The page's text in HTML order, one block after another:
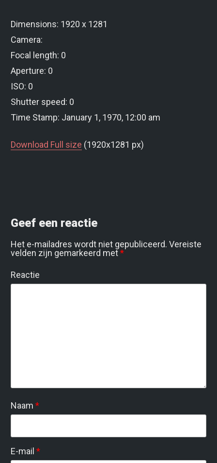
Dimensions: 1920 x 1281
Camera:
Focal length: 0
Aperture: 0
ISO: 0
Shutter speed: 0
Time Stamp: January 1, 1970, 12:00 am
Download Full size (1920x1281 px)
Geef een reactie
Het e-mailadres wordt niet gepubliceerd. Vereiste
velden zijn gemarkeerd met*
Reactie
Naam*
E-mail*